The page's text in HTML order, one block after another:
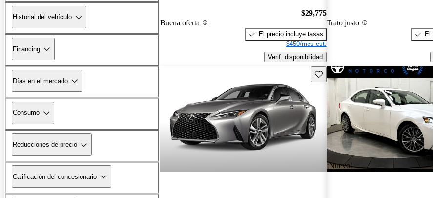
Historial del vehículo
Financing
Días en el mercado
Consumo
Reducciones de precio
Calificación del concesionario
Buena oferta
$29,775
El precio incluye tasas
$450/mes est.
Verif. disponibilidad
Trato justo
El
Guarda este Aviso
¡Nuevo!